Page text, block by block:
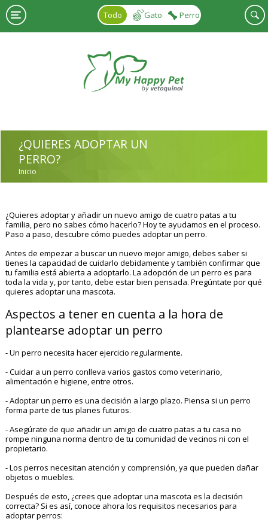
Pasar al contenido principal
Todo
Gato Perro
¿QUIERES ADOPTAR UN
PERRO?
USTED ESTÁ AQUÍ
Inicio
¿Quieres adoptar y añadir un nuevo amigo de cuatro patas a tu
familia, pero no sabes cómo hacerlo? Hoy te ayudamos en el proceso.
Paso a paso, descubre cómo puedes adoptar un perro.
Antes de empezar a buscar un nuevo mejor amigo, debes saber si
tienes la capacidad de cuidarlo debidamente y también confirmar que
tu familia está abierta a adoptarlo. La adopción de un perro es para
toda la vida y, por tanto, debe estar bien pensada. Pregúntate por qué
quieres adoptar una mascota.
Aspectos a tener en cuenta a la hora de
plantearse adoptar un perro
- Un perro necesita hacer ejercicio regularmente.
- Cuidar a un perro conlleva varios gastos como veterinario,
alimentación e higiene, entre otros.
- Adoptar un perro es una decisión a largo plazo. Piensa si un perro
forma parte de tus planes futuros.
- Asegúrate de que añadir un amigo de cuatro patas a tu casa no
rompe ninguna norma dentro de tu comunidad de vecinos ni con el
propietario.
- Los perros necesitan atención y comprensión, ya que pueden dañar
objetos o muebles.
Después de esto, ¿crees que adoptar una mascota es la decisión
correcta? Si es así, conoce ahora los requisitos necesarios para
adoptar perros: